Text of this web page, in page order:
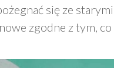
się ze
zgodne z tym,